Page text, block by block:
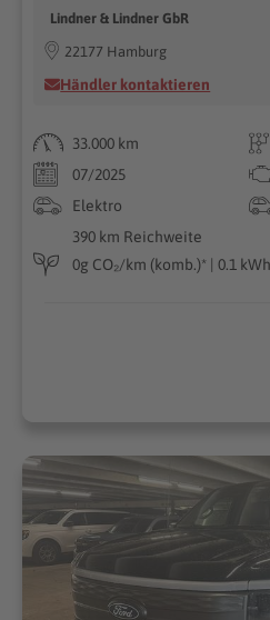
Lindner & Lindner GbR
22177 Hamburg
Händler kontaktieren
33.000 km
07/2025
Elektro
390 km Reichweite
0g CO₂/km (komb.)* | 0.1